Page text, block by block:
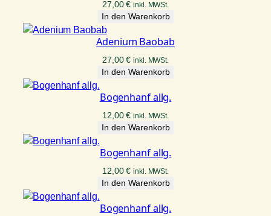
27,00€ inkl. MWSt.
In den Warenkorb
Adenium Baobab
27,00€ inkl. MWSt.
In den Warenkorb
Bogenhanf allg.
12,00€ inkl. MWSt.
In den Warenkorb
Bogenhanf allg.
12,00€ inkl. MWSt.
In den Warenkorb
Bogenhanf allg.